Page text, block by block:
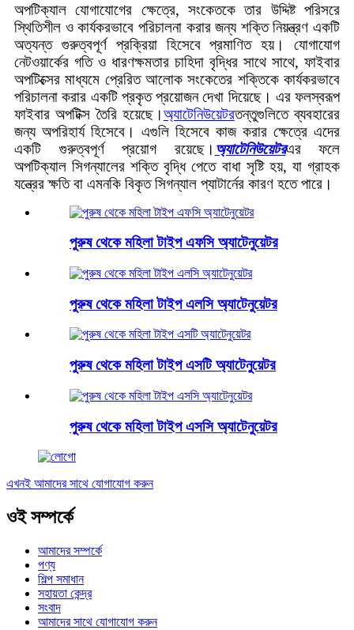
অপটিক্যাল যোগাযোগের ক্ষেত্রে, সংকেতকে তার উদ্দিষ্ট পরিসরে
স্থিতিশীল ও কার্যকরভাবে পরিচালনা করার জন্য শক্তি নিয়ন্ত্রণ একটি
অত্যন্ত গুরুত্বপূর্ণ প্রক্রিয়া হিসেবে প্রমাণিত হয়। যোগাযোগ
নেটওয়ার্কের গতি ও ধারণক্ষমতার চাহিদা বৃদ্ধির সাথে সাথে, ফাইবার
অপটিক্সের মাধ্যমে প্রেরিত আলোক সংকেতের শক্তিকে কার্যকরভাবে
পরিচালনা করার একটি প্রকৃত প্রয়োজন দেখা দিয়েছে। এর ফলস্বরূপ
ফাইবার অপটিক্স তৈরি হয়েছে।অ্যাটেনিউয়েটরতন্তুগুলিতে ব্যবহারের
জন্য অপরিহার্য হিসেবে। এগুলি হিসেবে কাজ করার ক্ষেত্রে এদের
একটি গুরুত্বপূর্ণ প্রয়োগ রয়েছে। অ্যাটেনিউয়েটরএর ফলে
অপটিক্যাল সিগন্যালের শক্তি বৃদ্ধি পেতে বাধা সৃষ্টি হয়, যা গ্রাহক
যন্ত্রের ক্ষতি বা এমনকি বিকৃত সিগন্যাল প্যাটার্নের কারণ হতে পারে।
পুরুষ থেকে মহিলা টাইপ এফসি অ্যাটেনুয়েটর
পুরুষ থেকে মহিলা টাইপ এলসি অ্যাটেনুয়েটর
পুরুষ থেকে মহিলা টাইপ এসটি অ্যাটেনুয়েটর
পুরুষ থেকে মহিলা টাইপ এসসি অ্যাটেনুয়েটর
এখনই আমাদের সাথে যোগাযোগ করুন
ওই সম্পর্কে
আমাদের সম্পর্কে
পণ্য
শিল্প সমাধান
সহায়তা কেন্দ্র
সংবাদ
আমাদের সাথে যোগাযোগ করুন